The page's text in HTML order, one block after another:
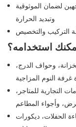
لضمان الموثوقية
وتبديد الحرارة
استخدامه؟
وحواف الدرج،
النوم المزاجية
التجارية للمتاجر،
وأجواء المطاعم
الحفلات، ديكورات